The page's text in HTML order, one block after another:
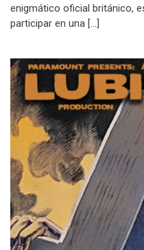
enigmático oficial británico,
participar en una […]